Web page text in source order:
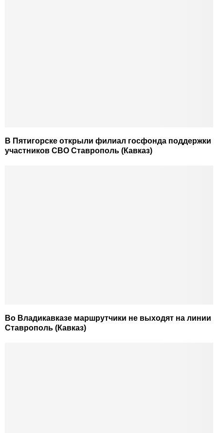
В Пятигорске открыли филиал госфонда поддержки
участников СВО Ставрополь (Кавказ)
Во Владикавказе маршрутчики не выходят на линии
Ставрополь (Кавказ)